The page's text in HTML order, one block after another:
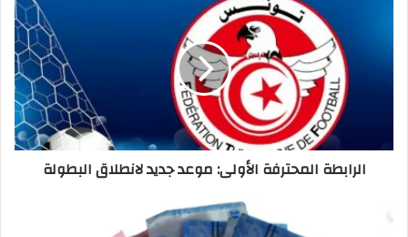
الرابطة المحترفة الأولى: موعد جديد لانطلاق البطولة
الشؤون